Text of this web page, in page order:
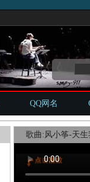
QQ网名
歌曲:风小筝-天生